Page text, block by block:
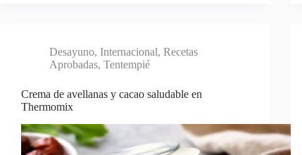
Desayuno, Internacional, Recetas
Aprobadas, Tentempié
Crema de avellanas y cacao saludable en
Thermomix